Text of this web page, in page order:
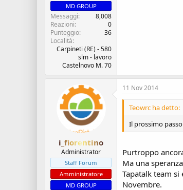
MD GROUP
Messaggi
8,008
Reazioni
0
Punteggio
36
Località
Carpineti (RE) - 580
slm - lavoro
Castelnovo M. 70
i_fiorentino
Administrator
Staff Forum
Amministratore
MD GROUP
11 Nov 2014
Teowrc ha detto:
Il prossimo
Purtroppo
Ma una
Tapatalk team
Novembre.